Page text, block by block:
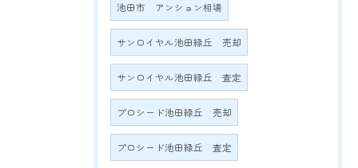
池田市 アンション相場
サンロイヤル池田緑丘 売却
サンロイヤル池田緑丘 査定
プロシード池田緑丘 売却
プロシード池田緑丘 査定